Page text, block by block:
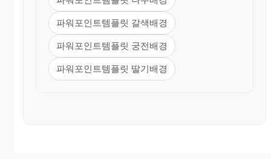
파워포인트템플릿 갈색배경
파워포인트템플릿 궁전배경
파워포인트템플릿 딸기배경